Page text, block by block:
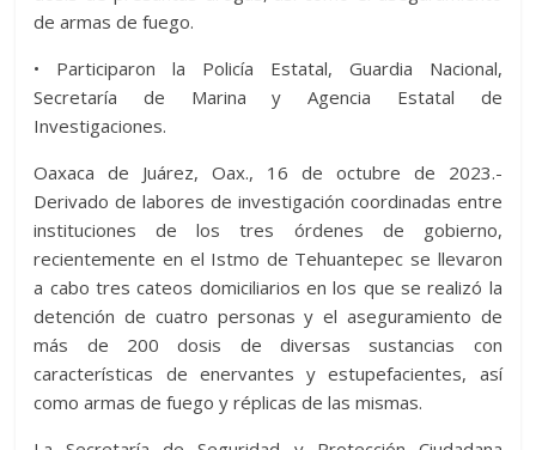
de armas de fuego.
• Participaron la Policía Estatal, Guardia Nacional,
Secretaría de Marina y Agencia Estatal de
Investigaciones.
Oaxaca de Juárez, Oax., 16 de octubre de 2023.-
Derivado de labores de investigación coordinadas entre
instituciones de los tres órdenes de gobierno,
recientemente en el Istmo de Tehuantepec se llevaron
a cabo tres cateos domiciliarios en los que se realizó la
detención de cuatro personas y el aseguramiento de
más de 200 dosis de diversas sustancias con
características de enervantes y estupefacientes, así
como armas de fuego y réplicas de las mismas.